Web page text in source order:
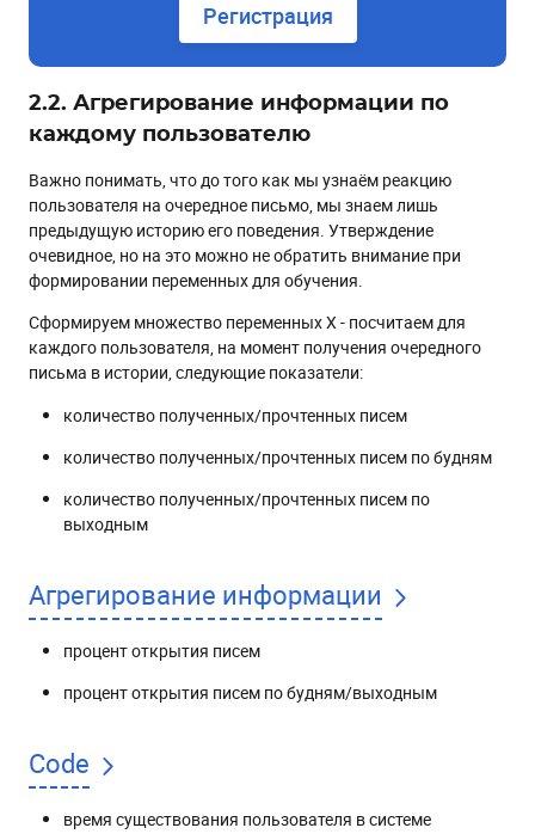
Регистрация
2.2. Агрегирование информации по
каждому пользователю
Важно понимать, что до того как мы узнаём реакцию
пользователя на очередное письмо, мы знаем лишь
предыдущую историю его поведения. Утверждение
очевидное, но на это можно не обратить внимание при
формировании переменных для обучения.
Сформируем множество переменных X - посчитаем для
каждого пользователя, на момент получения очередного
письма в истории, следующие показатели:
количество полученных/прочтенных писем
количество полученных/прочтенных писем по будням
количество полученных/прочтенных писем по
выходным
Агрегирование информации
процент открытия писем
процент открытия писем по будням/выходным
Code
время существования пользователя в системе